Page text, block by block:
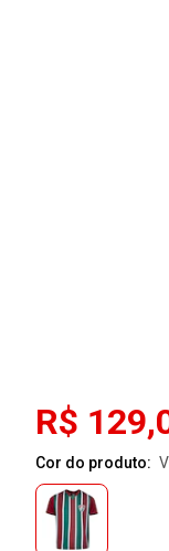
R$
Cor do produto: